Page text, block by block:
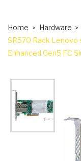
Home Hardware
SR570 Rack Lenovo
Enhanced Gen5 FC